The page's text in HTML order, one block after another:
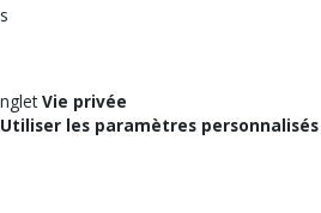
Vie privée
Utiliser les paramètres